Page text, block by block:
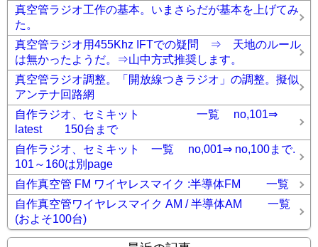
真空管ラジオ工作の基本。いまさらだが基本を上げてみ
た。
真空管ラジオ用455Khz IFTでの疑問 ⇒ 天地のルール
は無かったようだ。⇒山中方式推奨します。
真空管ラジオ調整。「開放線つきラジオ」の調整。擬似
アンテナ回路網
自作ラジオ、セミキット 一覧 no,101⇒
latest 150台まで
自作ラジオ、セミキット 一覧 no,001⇒ no,100まで.
101～160は別page
自作真空管 FM ワイヤレスマイク :半導体FM 一覧
自作真空管ワイヤレスマイク AM / 半導体AM 一覧
(およそ100台)